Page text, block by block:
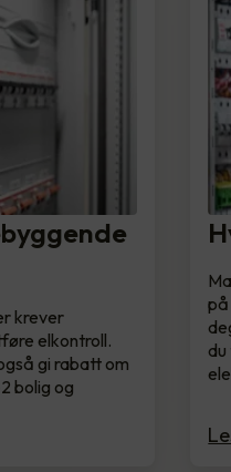
krever
elkontroll.
gi rabatt om
bolig og
på